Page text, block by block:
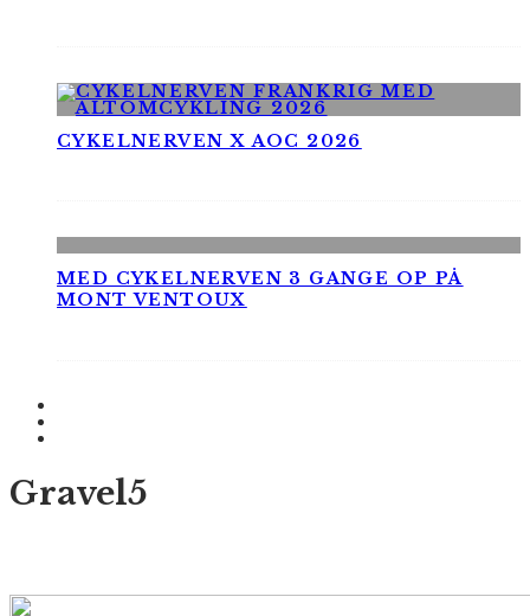
CYKELNERVEN X AOC 2026
MED CYKELNERVEN 3 GANGE OP PÅ
MONT VENTOUX
Gravel5